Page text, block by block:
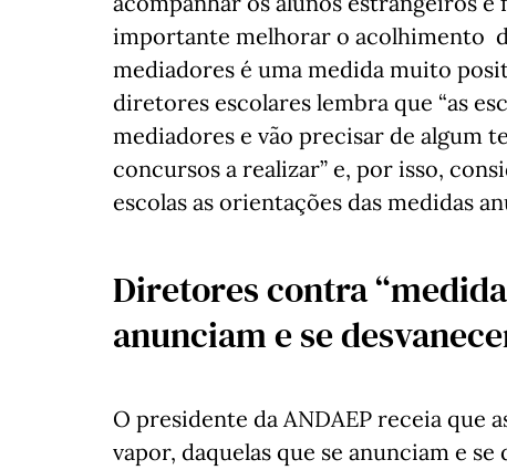
importante melhorar o acolhimento
mediadores é uma medida muito
diretores escolares lembra que “as
mediadores e vão precisar de algum
concursos a realizar” e, por isso,
escolas as orientações das medidas
Diretores contra
anunciam e se
O presidente da ANDAEP receia que
vapor, daquelas que se anunciam e